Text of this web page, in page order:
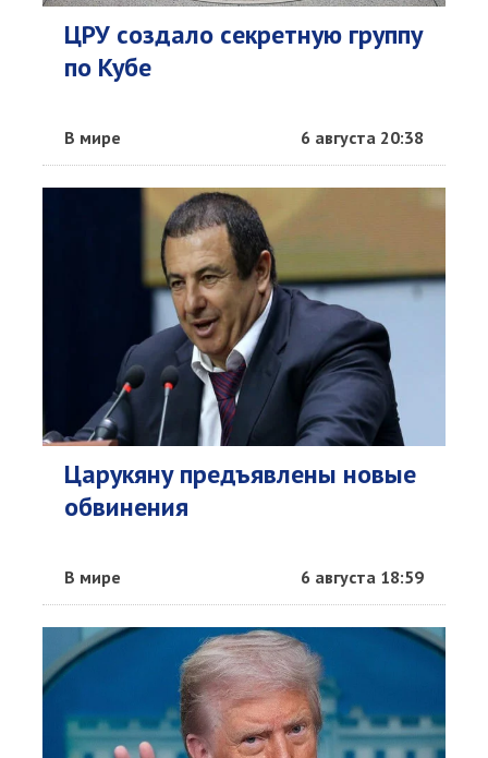
ЦРУ создало секретную группу
по Кубе
В мире 6 августа 20:38
Царукяну предъявлены новые
обвинения
В мире 6 августа 18:59